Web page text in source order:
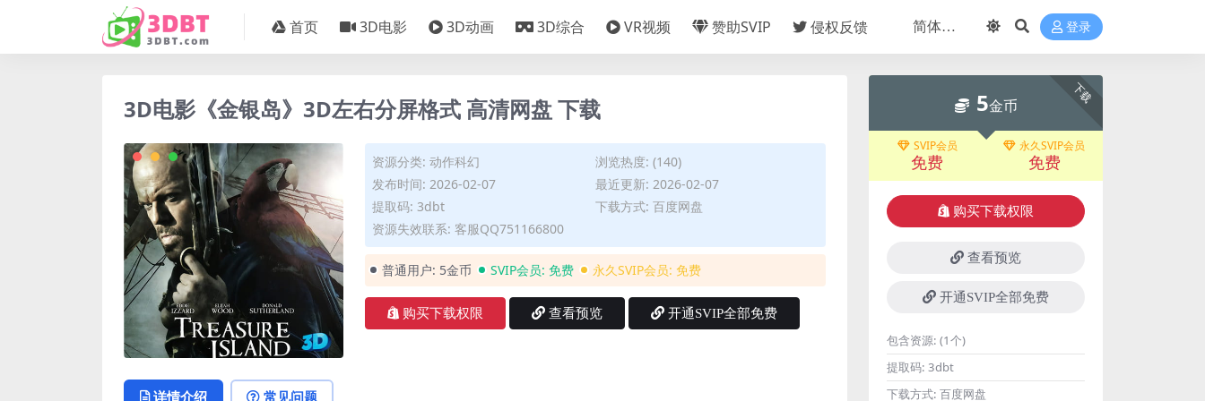
首页 3D电影 3D动画 3D综合 VR视频 赞助SVIP 侵权反馈 登录
3D电影《金银岛》3D左右分屏格式 高清网盘 下载
资源分类: 动作科幻
浏览热度: (140)
发布时间: 2026-02-07
最近更新: 2026-02-07
提取码: 3dbt
下载方式: 百度网盘
资源失效联系: 客服QQ751166800
普通用户: 5金币 SVIP会员: 免费 永久SVIP会员: 免费
购买下载权限 查看预览 开通SVIP全部免费
详情介绍 常见问题
下载
5金币
SVIP会员
免费
永久SVIP会员
免费
购买下载权限
查看预览
开通SVIP全部免费
包含资源: (1个)
提取码: 3dbt
下载方式: 百度网盘